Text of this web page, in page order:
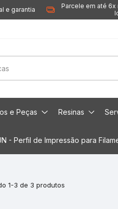
e garantia
Parcele em até 6x
e Peças Resinas
- Perfil de Impressão para
1-3 de 3 produtos